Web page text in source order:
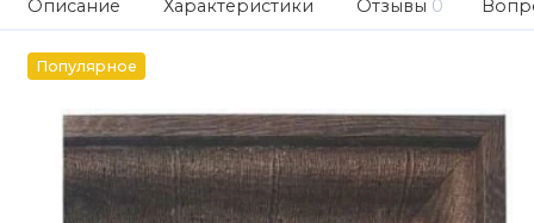
Описание Характеристики Отзывы 0
Популярное